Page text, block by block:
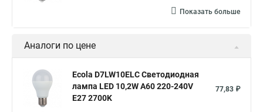
Показать больше
Аналоги по цене
Ecola D7LW10ELC Светодиодная
лампа LED 10,2W A60 220-240V
E27 2700K
77,83 ₽